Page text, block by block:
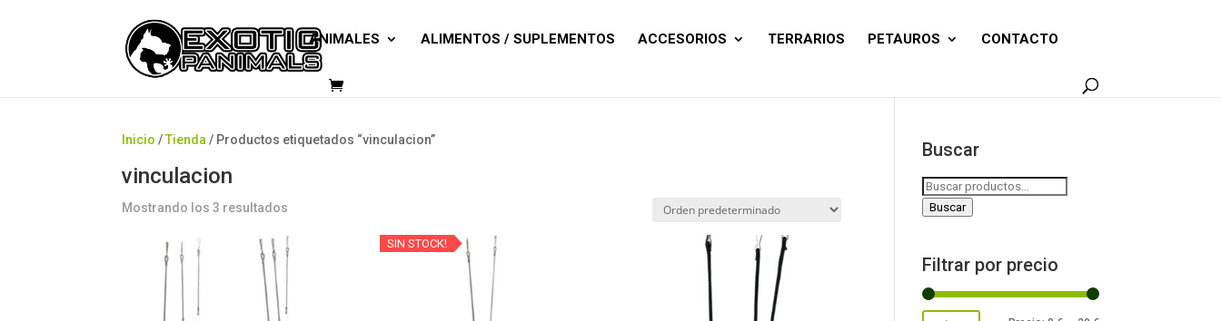
ANIMALES ALIMENTOS / SUPLEMENTOS ACCESORIOS TERRARIOS PETAUROS CONTACTO
productos
Inicio /Tienda / Productos etiquetados “vinculacion”
vinculacion
Mostrando los 3 resultados
SIN STOCK!
Buscar
Buscar
por:
Buscar
Filtrar por precio